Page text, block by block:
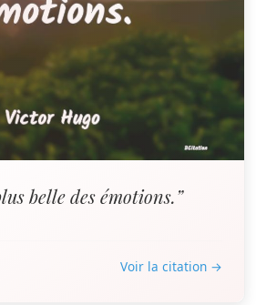
belle des émotions.”
Voir la citation →